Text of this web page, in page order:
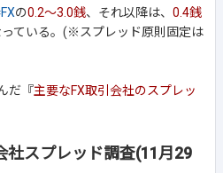
の0.2～3.0銭、それ以降は、 0.4銭
っている。(※スプレッド原則固定は
だ『主要なFX取引会社のスプレッ
社スプレッド調査(11月29